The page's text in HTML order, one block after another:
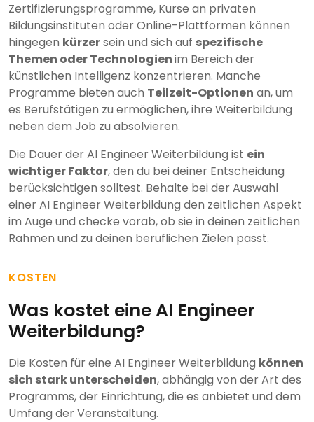
Zertifizierungsprogramme, Kurse an privaten
Bildungsinstituten oder Online-Plattformen können
hingegen kürzersein und sich auf spezifische
Themen oder Technologienim Bereich der
künstlichen Intelligenz konzentrieren. Manche
Programme bieten auch Teilzeit-Optionen an, um
es Berufstätigen zu ermöglichen, ihre Weiterbildung
neben dem Job zu absolvieren.
Die Dauer der AI Engineer Weiterbildung ist ein
wichtiger Faktor, den du bei deiner Entscheidung
berücksichtigen solltest. Behalte bei der Auswahl
einer AI Engineer Weiterbildung den zeitlichen Aspekt
im Auge und checke vorab, ob sie in deinen zeitlichen
Rahmen und zu deinen beruflichen Zielen passt.
KOSTEN
Was kostet eine AI Engineer
Weiterbildung?
Die Kosten für eine AI Engineer Weiterbildung können
sich stark unterscheiden, abhängig von der Art des
Programms, der Einrichtung, die es anbietet und dem
Umfang der Veranstaltung.